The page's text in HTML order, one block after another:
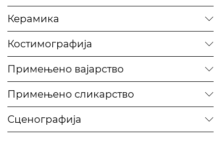
Керамика
Костимографија
Примењено вајарство
Примењено сликарство
Сценографија